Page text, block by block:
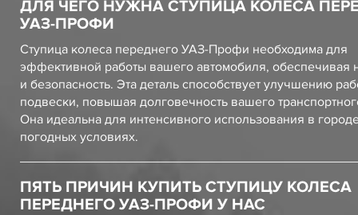
ДЛЯ ЧЕГО НУЖНА СТУПИЦА КОЛЕСА
УАЗ-ПРОФИ
Ступица колеса переднего УАЗ-Профи необходима для
эффективной работы вашего автомобиля, обеспечивая
и безопасность. Эта деталь способствует улучшению
подвески, повышая долговечность вашего
Она идеальна для интенсивного использования в
погодных условиях.
ПЯТЬ ПРИЧИН КУПИТЬ СТУПИЦУ КОЛЕСА
ПЕРЕДНЕГО УАЗ-ПРОФИ У НАС